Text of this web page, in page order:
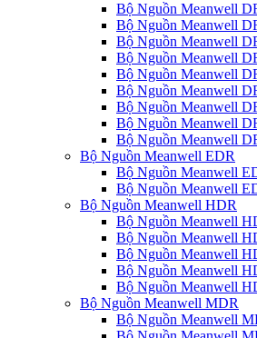
Bộ Nguồn Meanwell
Bộ Nguồn Meanwell
Bộ Nguồn Meanwell
Bộ Nguồn Meanwell
Bộ Nguồn Meanwell
Bộ Nguồn Meanwell
Bộ Nguồn Meanwell
Bộ Nguồn Meanwell
Bộ Nguồn Meanwell
Bộ Nguồn Meanwell EDR
Bộ Nguồn Meanwell
Bộ Nguồn Meanwell
Bộ Nguồn Meanwell HDR
Bộ Nguồn Meanwell
Bộ Nguồn Meanwell
Bộ Nguồn Meanwell
Bộ Nguồn Meanwell
Bộ Nguồn Meanwell
Bộ Nguồn Meanwell MDR
Bộ Nguồn Meanwell